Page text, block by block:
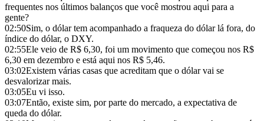
frequentes nos últimos balanços que você mostrou aqui para a
gente?
02:50Sim, o dólar tem acompanhado a fraqueza do dólar lá fora, do
índice do dólar, o DXY.
02:55Ele veio de R$ 6,30, foi um movimento que começou nos R$
6,30 em dezembro e está aqui nos R$ 5,46.
03:02Existem várias casas que acreditam que o dólar vai se
desvalorizar mais.
03:05Eu vi isso.
03:07Então, existe sim, por parte do mercado, a expectativa de
queda do dólar.